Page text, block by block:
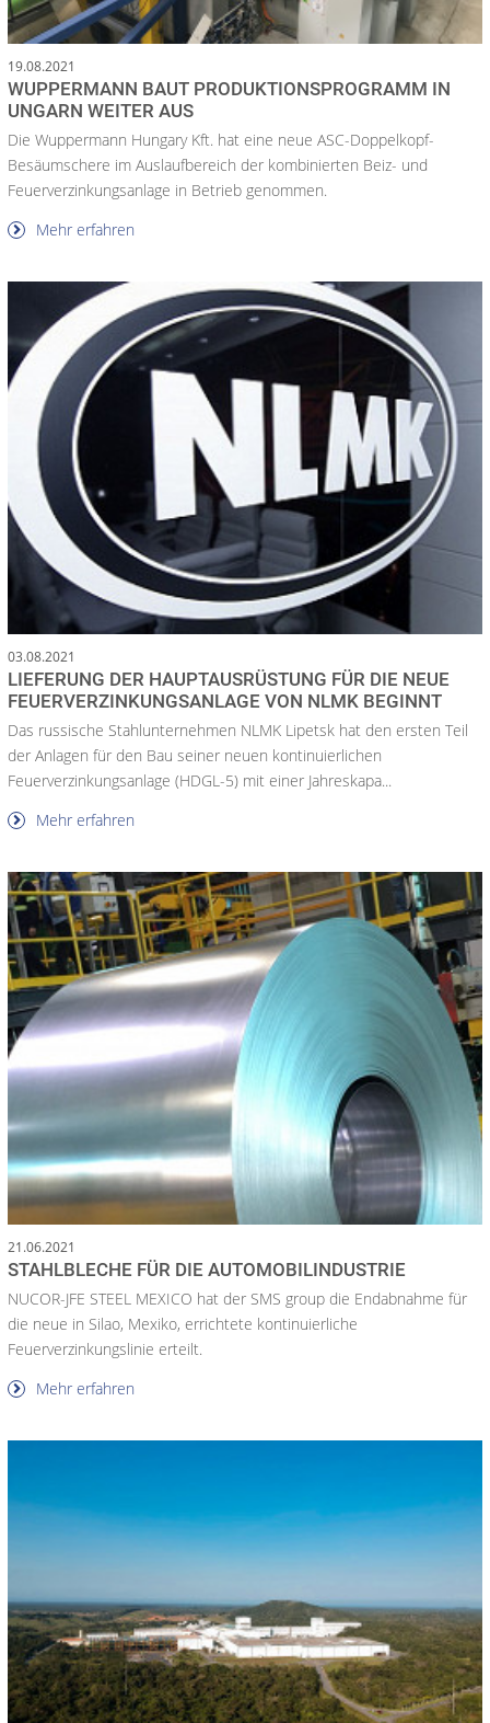
19.08.2021
WUPPERMANN BAUT PRODUKTIONSPROGRAMM IN
UNGARN WEITER AUS
Die Wuppermann Hungary Kft. hat eine neue ASC-Doppelkopf-
Besäumschere im Auslaufbereich der kombinierten Beiz- und
Feuerverzinkungsanlage in Betrieb genommen.
Mehr erfahren
03.08.2021
LIEFERUNG DER HAUPTAUSRÜSTUNG FÜR DIE NEUE
FEUERVERZINKUNGSANLAGE VON NLMK BEGINNT
Das russische Stahlunternehmen NLMK Lipetsk hat den ersten Teil
der Anlagen für den Bau seiner neuen kontinuierlichen
Feuerverzinkungsanlage (HDGL-5) mit einer Jahreskapa...
Mehr erfahren
21.06.2021
STAHLBLECHE FÜR DIE AUTOMOBILINDUSTRIE
NUCOR-JFE STEEL MEXICO hat der SMS group die Endabnahme für
die neue in Silao, Mexiko, errichtete kontinuierliche
Feuerverzinkungslinie erteilt.
Mehr erfahren